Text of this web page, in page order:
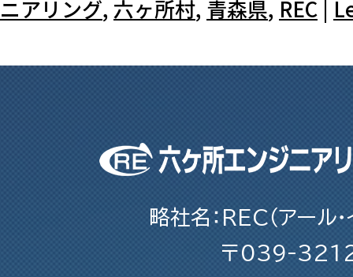
ニアリング, 六ヶ所村, 青森県, REC |
略社名：REC（アール・
〒039-